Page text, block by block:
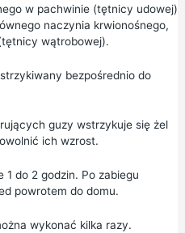
w pachwinie (tętnicy udowej)
naczynia krwionośnego,
wątrobowej).
bezpośrednio do
guzy wstrzykuje się żel
ich wzrost.
1 do 2 godzin. Po zabiegu
powrotem do domu.
wykonać kilka razy.